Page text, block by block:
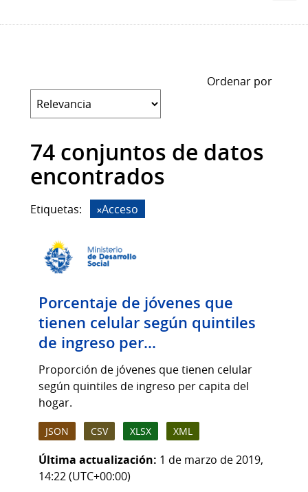
Ordenar por
74 conjuntos de datos
encontrados
Etiquetas: Acceso
Porcentaje de jóvenes que
tienen celular según quintiles
de ingreso per...
Proporción de jóvenes que tienen celular
según quintiles de ingreso per capita del
hogar.
JSON CSV XLSX XML
Última actualización: 1 de marzo de 2019,
14:22 (UTC+00:00)